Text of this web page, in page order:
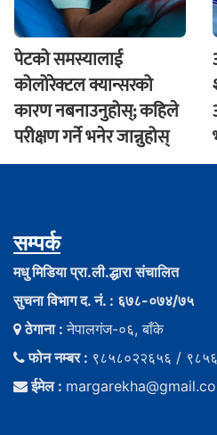
पेटको समस्यालाई
कोलोरेक्टल क्यान्सरको
कारण नबनाउनुहोस्; कहिले
परीक्षण गर्ने भनेर जान्नुहोस्
सम्पर्क
मधु मिडिया प्रा.ली.द्धारा संचालित
सुचना विभाग द. नं. : ६७८-०७४/७५
ठेगाना :नेपालगंज-०६, बाँके
फोन नम्बर : ९८५८०२२६५६ /
ईमेल :